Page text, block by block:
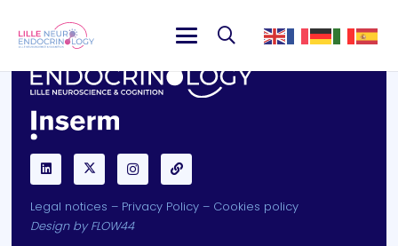
Legal notices – Privacy Policy – Cookies policy
Design byFLOW44